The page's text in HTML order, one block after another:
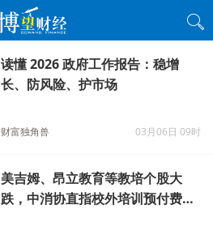
读懂 2026 政府工作报告：稳增
长、防风险、护市场
财富独角兽 03月06日 09时
美吉姆、昂立教育等教培个股大
跌，中消协直指校外培训预付费问